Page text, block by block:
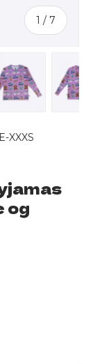
1 / of
7
XXXS
og